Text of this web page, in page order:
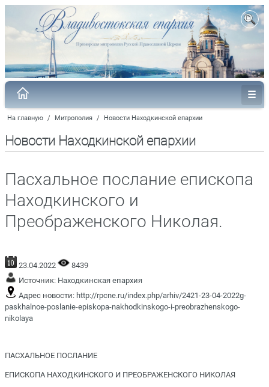
На главную / Митрополия / Новости Находкинской епархии
Новости Находкинской епархии
Пасхальное послание епископа
Находкинского и
Преображенского Николая.
23.04.2022
8439
Источник: Находкинская епархия
Адрес новости: http://rpcne.ru/index.php/arhiv/2421-23-04-2022g-
paskhalnoe-poslanie-episkopa-nakhodkinskogo-i-preobrazhenskogo-
nikolaya
ПАСХАЛЬНОЕ ПОСЛАНИЕ
ЕПИСКОПА НАХОДКИНСКОГО И ПРЕОБРАЖЕНСКОГО НИКОЛАЯ